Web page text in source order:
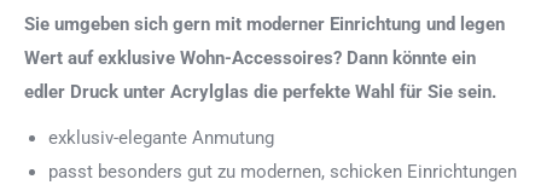
Sie umgeben sich gern mit moderner Einrichtung und legen
Wert auf exklusive Wohn-Accessoires? Dann könnte ein
edler Druck unter Acrylglas die perfekte Wahl für Sie sein.
exklusiv-elegante Anmutung
passt besonders gut zu modernen, schicken Einrichtungen